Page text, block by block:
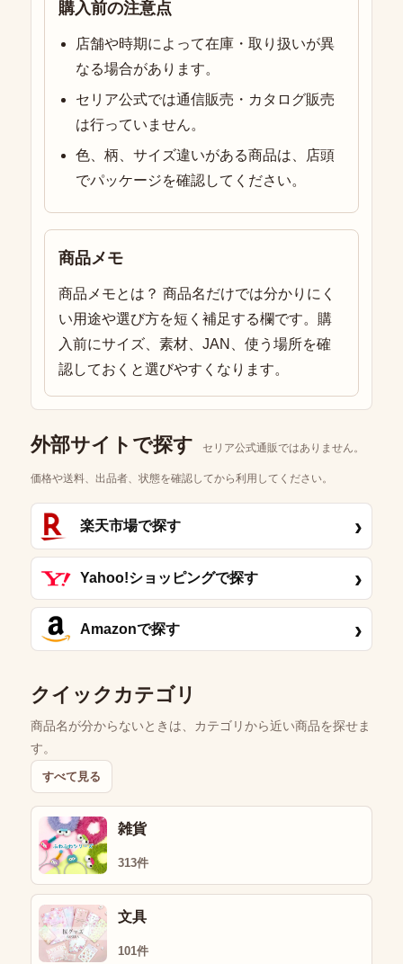
購入前の注意点
店舗や時期によって在庫・取り扱いが異
なる場合があります。
セリア公式では通信販売・カタログ販売
は行っていません。
色、柄、サイズ違いがある商品は、店頭
でパッケージを確認してください。
商品メモ
商品メモとは？ 商品名だけでは分かりにく
い用途や選び方を短く補足する欄です。購
入前にサイズ、素材、JAN、使う場所を確
認しておくと選びやすくなります。
外部サイトで探す セリア公式通販ではありません。
価格や送料、出品者、状態を確認してから利用してください。
楽天市場で探す ›
Yahoo!ショッピングで探す ›
Amazonで探す ›
クイックカテゴリ
商品名が分からないときは、カテゴリから近い商品を探せま
す。
すべて見る
雑貨
313件
文具
101件